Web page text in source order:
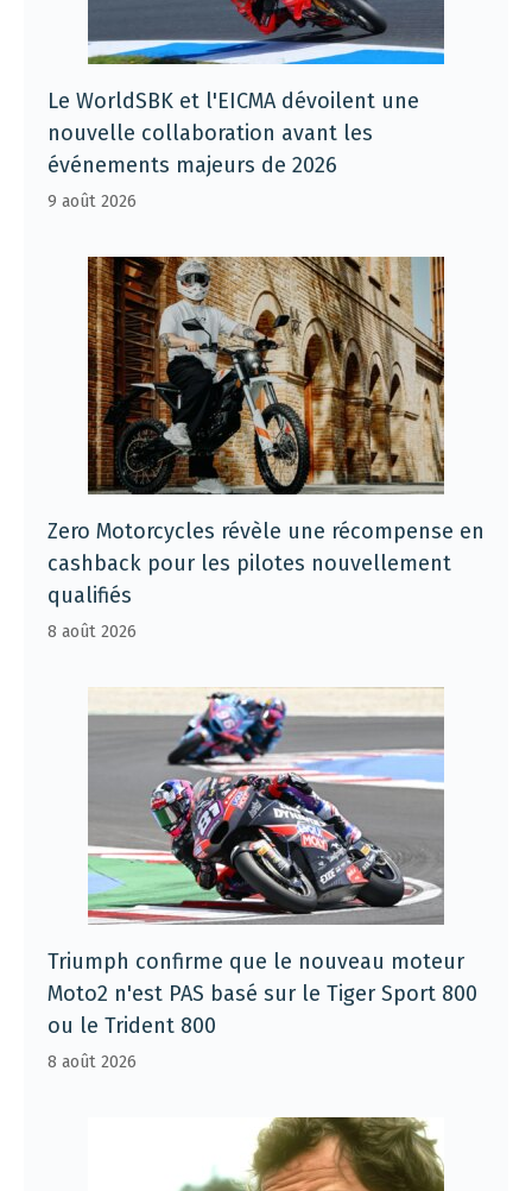
Le WorldSBK et l'EICMA dévoilent une
nouvelle collaboration avant les
événements majeurs de 2026
9 août 2026
Zero Motorcycles révèle une récompense en
cashback pour les pilotes nouvellement
qualifiés
8 août 2026
Triumph confirme que le nouveau moteur
Moto2 n'est PAS basé sur le Tiger Sport 800
ou le Trident 800
8 août 2026